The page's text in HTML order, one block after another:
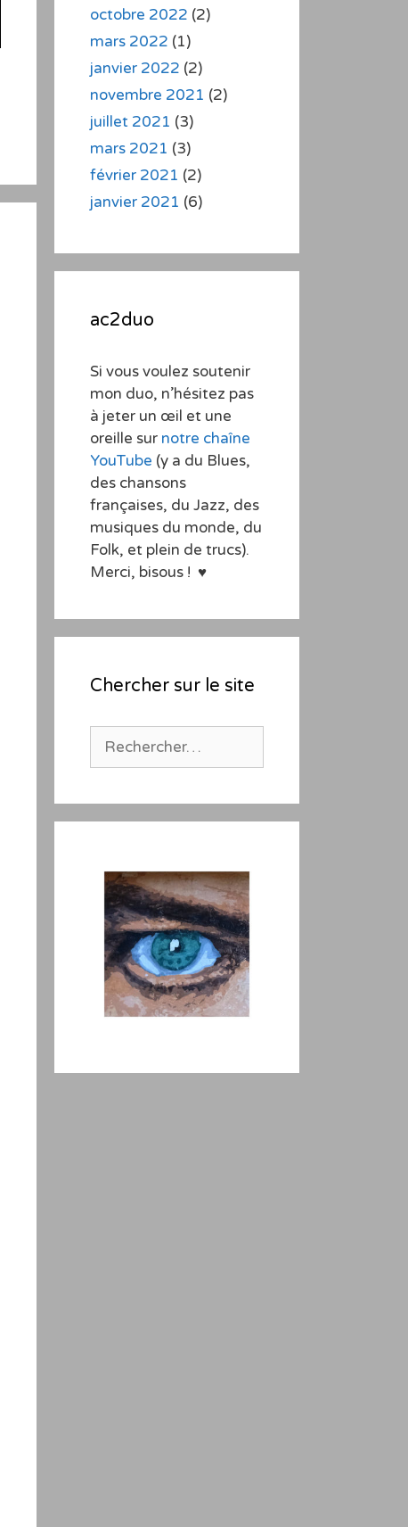
octobre 2022 (2)
mars 2022 (1)
janvier 2022 (2)
novembre 2021 (2)
juillet 2021 (3)
mars 2021 (3)
février 2021 (2)
janvier 2021 (6)
ac2duo
Si vous voulez soutenir
mon duo, n’hésitez pas
à jeter un œil et une
oreille sur notre chaîne
YouTube (y a du Blues,
des chansons
françaises, du Jazz, des
musiques du monde, du
Folk, et plein de trucs).
Merci, bisous ! ♥
Chercher sur le site
Rechercher :